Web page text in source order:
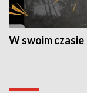
W swoim czasie